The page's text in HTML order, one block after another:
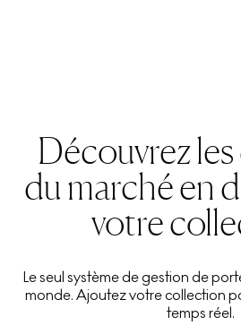
Découvrez
du marché en
votre
Le seul système de gestion de
monde. Ajoutez votre collection
temps réel.